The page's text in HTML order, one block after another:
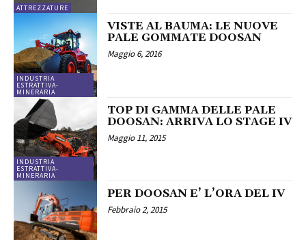
ATTREZZATURE
INDUSTRIA
ESTRATTIVA-
MINERARIA
VISTE AL BAUMA: LE NUOVE
PALE GOMMATE DOOSAN
Maggio 6, 2016
INDUSTRIA
ESTRATTIVA-
MINERARIA
TOP DI GAMMA DELLE PALE
DOOSAN: ARRIVA LO STAGE IV
Maggio 11, 2015
PER DOOSAN E’ L’ORA DEL IV
Febbraio 2, 2015